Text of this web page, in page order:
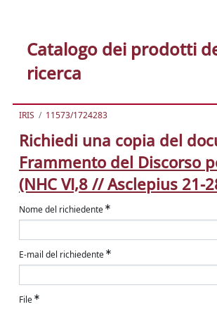
Catalogo dei prodotti
ricerca
IRIS 11573/1724283
Richiedi una copia del
Frammento del Discorso
(NHC VI,8 // Asclepius 21-
Nome del richiedente
E-mail del richiedente
File